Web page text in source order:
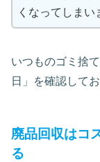
くなってしまい
いつものゴミ捨
日」を確認して
廃品回収はコ
る